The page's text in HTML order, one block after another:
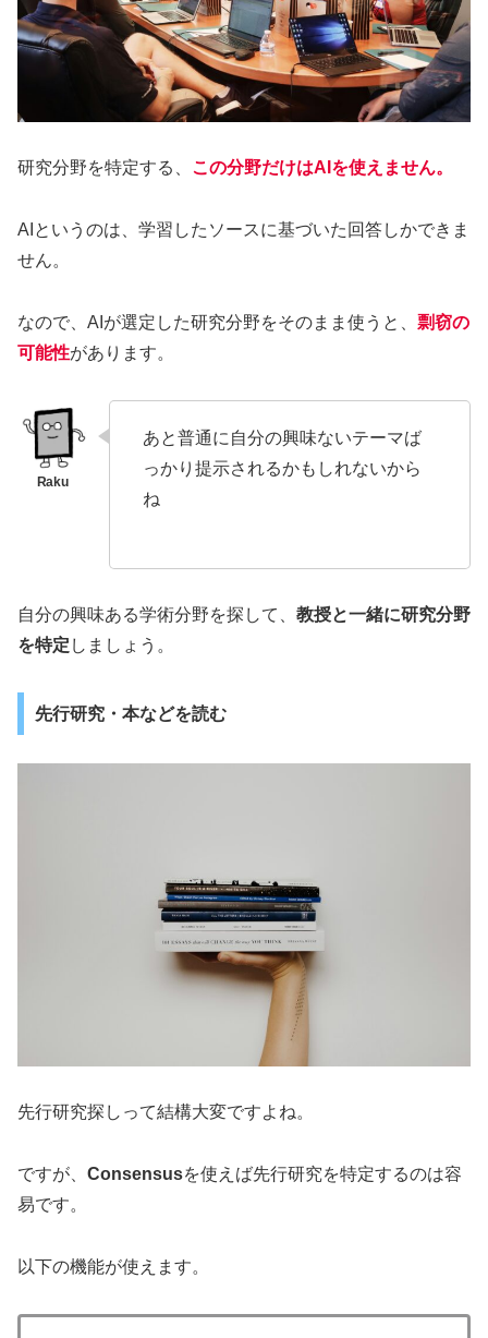
研究分野を特定する、 この分野だけはAIを使えません。
AIというのは、学習したソースに基づいた回答しかできま
せん。
なので、AIが選定した研究分野をそのまま使うと、 剽窃の
可能性があります。
あと普通に自分の興味ないテーマば
っかり提示されるかもしれないから
ね
自分の興味ある学術分野を探して、 教授と一緒に研究分野
を特定 しましょう。
先行研究・本などを読む
先行研究探しって結構大変ですよね。
ですが、 Consensusを使えば先行研究を特定するのは容
易です。
以下の機能が使えます。